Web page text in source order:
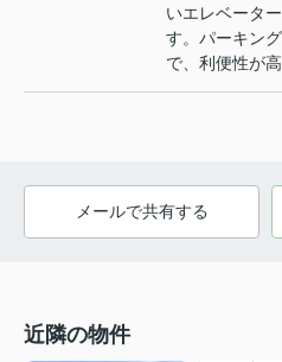
いエレベータ
す。パーキン
で、利便性が高
メールで共有する
近隣の物件